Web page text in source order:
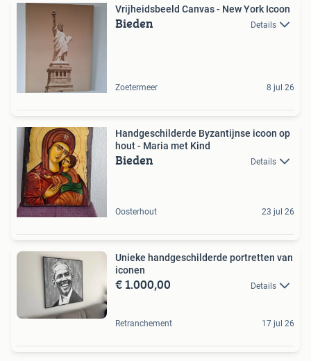
Vrijheidsbeeld Canvas - New York Icoon
Bieden Details
Zoetermeer 8 jul 26
Handgeschilderde Byzantijnse icoon op
hout - Maria met Kind
Bieden Details
Oosterhout 23 jul 26
Unieke handgeschilderde portretten van
iconen
€ 1.000,00 Details
Retranchement 17 jul 26